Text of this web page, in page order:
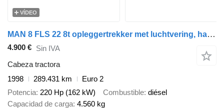
VÍDEO
MAN 8 FLS 22 8t opleggertrekker met luchtvering, handgeschakeld
4.900 € Sin IVA
Cabeza tractora
1998
289.431 km
Euro 2
Potencia 220 Hp (162 kW) Combustible diésel
Capacidad de carga 4.560 kg